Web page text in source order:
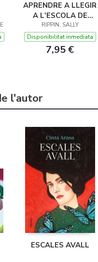
APRENDRE A LLEGIR
A L'ESCOLA DE
MONSTRES 23 -
MÀGIC I DRAMÀTIC
RIPPIN, SALLY
Disponibilitat inmediata
7,95 €
l'autor
ESCALES AVALL